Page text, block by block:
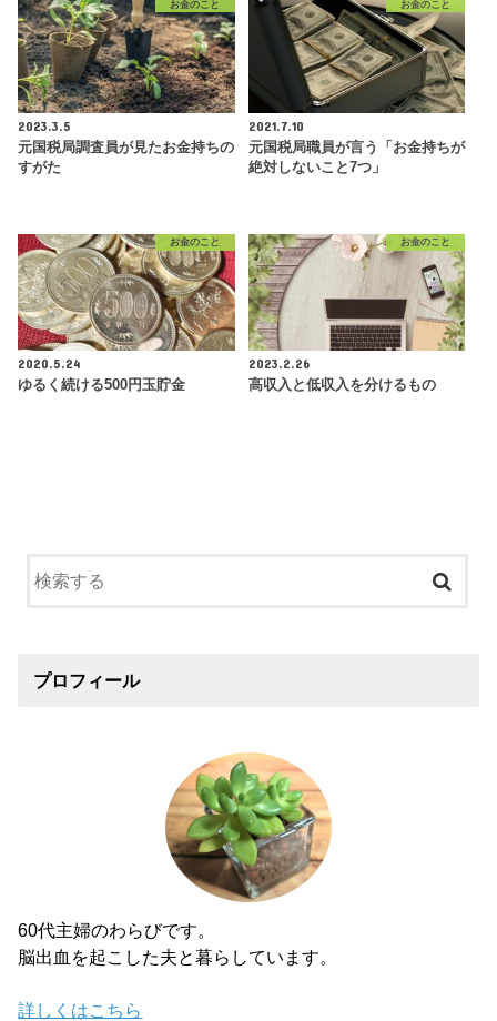
お金のこと
2023.3.5
元国税局調査員が見たお金持ちの
すがた
お金のこと
2021.7.10
元国税局職員が言う「お金持ちが
絶対しないこと7つ」
お金のこと
2020.5.24
ゆるく続ける500円玉貯金
お金のこと
2023.2.26
高収入と低収入を分けるもの
プロフィール
60代主婦のわらびです。
脳出血を起こした夫と暮らしています。
詳しくはこちら